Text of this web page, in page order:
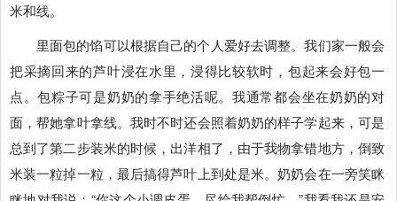
米和线。
里面包的馅可以根据自己的个人爱好去调整。我们家一般会
把采摘回来的芦叶浸在水里，浸得比较软时，包起来会好包一
点。包粽子可是奶奶的拿手绝活呢。我通常都会坐在奶奶的对
面，帮她拿叶拿线。我时不时还会照着奶奶的样子学起来，可是
总到了第二步装米的时候，出洋相了，由于我物拿错地方，倒致
米装一粒掉一粒，最后搞得芦叶上到处是米。奶奶会在一旁笑眯